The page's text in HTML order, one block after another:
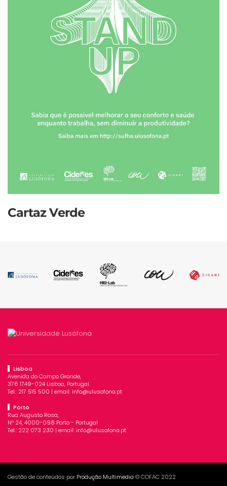
Cartaz Verde
Lisboa
Avenida do Campo Grande,
376 1749-024 Lisboa, Portugal
Tel.: 217 515 500 | email:info@ulusofona.pt
Porto
Rua Augusto Rosa,
Nº 24, 4000-098 Porto - Portugal
Tel.: 222 073 230 | email:info@ulusofona.pt
Gestão de conteúdos por Produção Multimedia © COFAC 2022